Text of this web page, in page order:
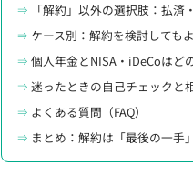
「解約」以外の選択肢：払
ケース別：解約を検討しても
個人年金とNISA・iDeCoはど
迷ったときの自己チェックと
よくある質問（FAQ）
まとめ：解約は「最後の一手